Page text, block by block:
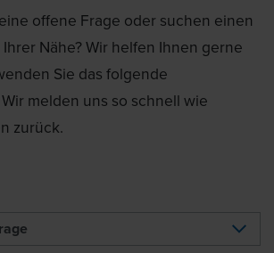
offene Frage oder suchen einen
Nähe? Wir helfen Ihnen gerne
Sie das folgende
melden uns so schnell wie
zurück.